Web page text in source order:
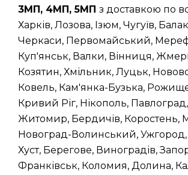
3МП, 4МП, 5МП з доставкою по
Харків, Лозова, Ізюм, Чугуїв,
Черкаси, Первомайський,
Куп'янськ, Валки, Вінниця,
Козятин, Хмільник, Луцьк,
Ковель, Кам'янка-Бузька,
Кривий Ріг, Нікополь,
Житомир, Бердичів, Коростень,
Новоград-Волинський,
Хуст, Берегове, Виноградів,
Франківськ, Коломия, Долина,